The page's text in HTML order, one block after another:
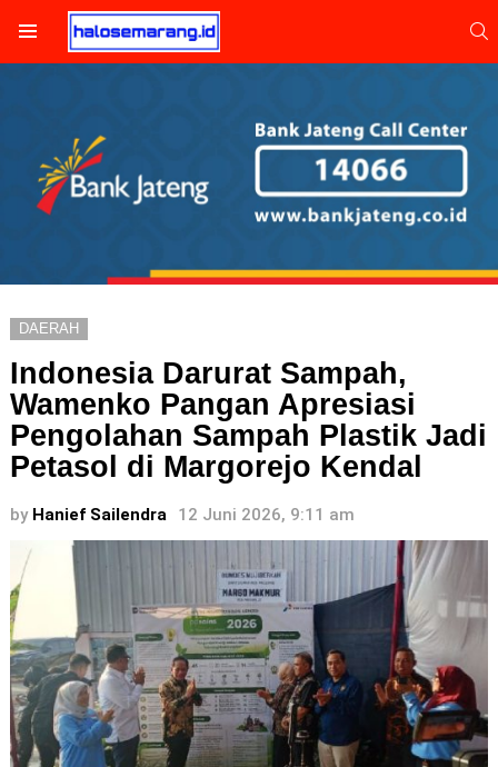
DAERAH
Indonesia Darurat Sampah,
Wamenko Pangan Apresiasi
Pengolahan Sampah Plastik Jadi
Petasol di Margorejo Kendal
by Hanief Sailendra 12 Juni 2026, 9:11 am